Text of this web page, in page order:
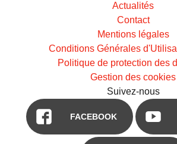
Actualités
Contact
Mentions légales
Conditions Générales
Politique de protection des
Gestion des cookies
Suivez-nous
FACEBOOK